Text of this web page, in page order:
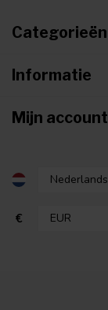
Categorieën
Informatie
Mijn account
€